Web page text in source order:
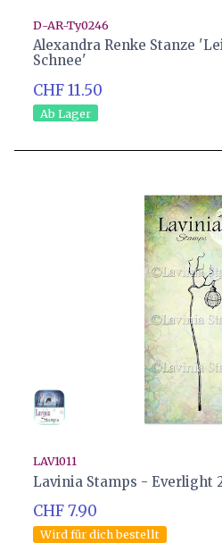
D-AR-Ty0246
Alexandra Renke Stanze
Schnee'
CHF 11.50
Ab Lager
LAV1011
Lavinia Stamps - Everlight
CHF 7.90
Wird für dich bestellt